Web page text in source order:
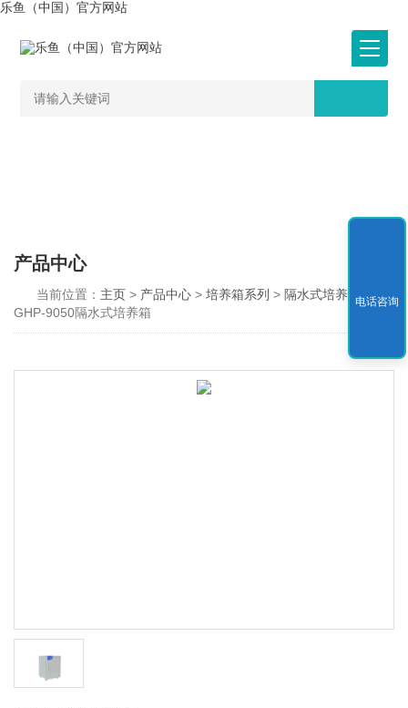
乐鱼（中国）官方网站
产品中心
当前位置： 主页> 产品中心 >培养箱系列 > 隔水式培养箱>
GHP-9050隔水式培养箱
电话咨询